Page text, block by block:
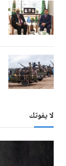
لا يفوتك